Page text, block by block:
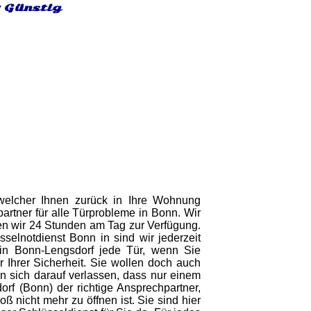
Günstig
Ihnen zurück in Ihre Wohnung
für alle Türprobleme in Bonn. Wir
wir 24 Stunden am Tag zur Verfügung.
Bonn in sind wir jederzeit
Bonn-Lengsdorf jede Tür, wenn Sie
Sicherheit. Sie wollen doch auch
sich darauf verlassen, dass nur einem
(Bonn) der richtige Ansprechpartner,
nicht mehr zu öffnen ist. Sie sind hier